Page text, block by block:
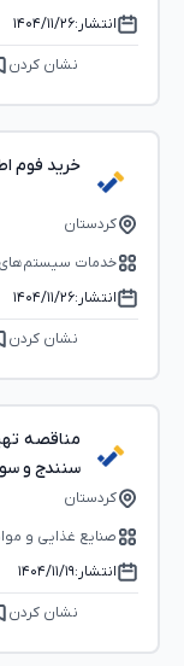
انتشار:۱۴۰۴/۱۱/۲۶
نشان کردن
خرید فوم اطفاء حریق 3
کردستان
خدمات
انتشار:۱۴۰۴/۱۱/۲۶
نشان کردن
مناقصه
سنندج و
کردستان
صنایع غذایی و
انتشار:۱۴۰۴/۱۱/۱۹
نشان کردن